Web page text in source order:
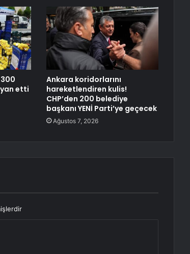
etti
Ankara koridorlarını
hareketlendiren kulis!
CHP’den 200 belediye
başkanı YENİ Parti’ye geçecek
Ağustos 7, 2026